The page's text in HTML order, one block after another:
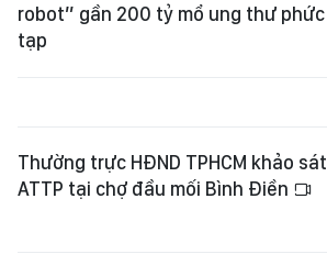
robot” gần 200 tỷ mổ ung thư phức
tạp
Thường trực HĐND TPHCM khảo sát
ATTP tại chợ đầu mối Bình Điền